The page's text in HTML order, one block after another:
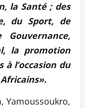
la Santé ; des
du Sport, de
la promotion
l’occasion du
Yamoussoukro,